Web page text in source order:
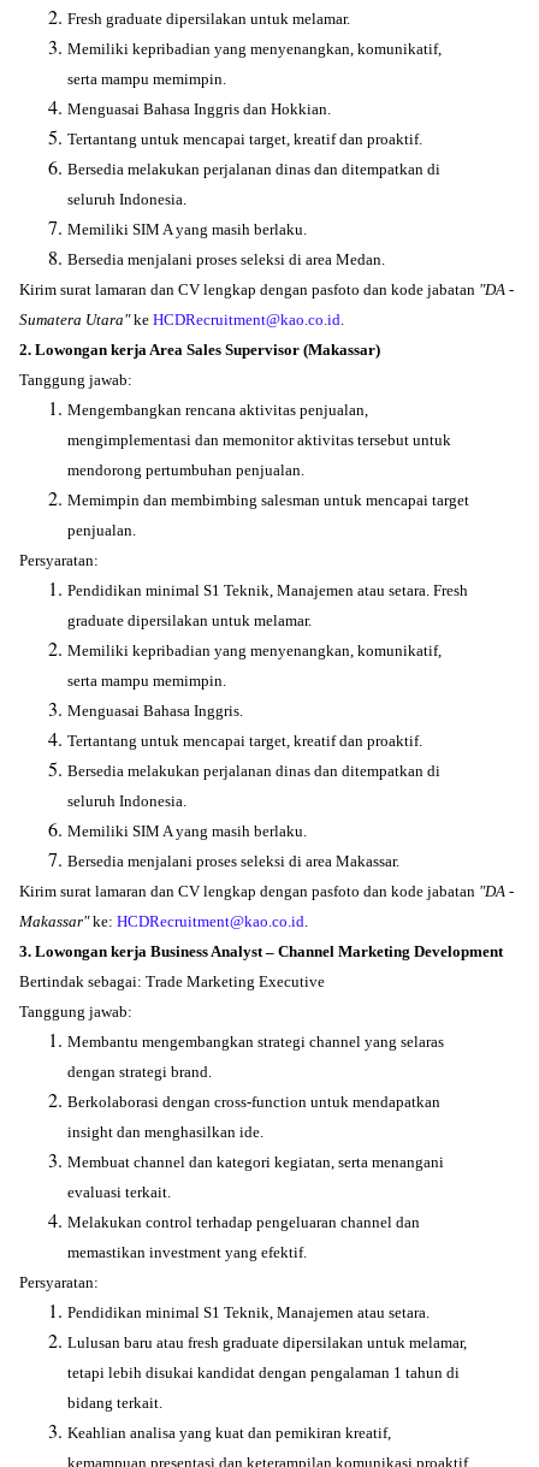
Fresh graduate dipersilakan untuk melamar.
Memiliki kepribadian yang menyenangkan, komunikatif,
serta mampu memimpin.
Menguasai Bahasa Inggris dan Hokkian.
Tertantang untuk mencapai target, kreatif dan proaktif.
Bersedia melakukan perjalanan dinas dan ditempatkan di
seluruh Indonesia.
Memiliki SIM A yang masih berlaku.
Bersedia menjalani proses seleksi di area Medan.
Kirim surat lamaran dan CV lengkap dengan pasfoto dan kode jabatan "DA -
Sumatera Utara"ke HCDRecruitment@kao.co.id.
2. Lowongan kerja Area Sales Supervisor (Makassar)
Tanggung jawab:
Mengembangkan rencana aktivitas penjualan,
mengimplementasi dan memonitor aktivitas tersebut untuk
mendorong pertumbuhan penjualan.
Memimpin dan membimbing salesman untuk mencapai target
penjualan.
Persyaratan:
Pendidikan minimal S1 Teknik, Manajemen atau setara. Fresh
graduate dipersilakan untuk melamar.
Memiliki kepribadian yang menyenangkan, komunikatif,
serta mampu memimpin.
Menguasai Bahasa Inggris.
Tertantang untuk mencapai target, kreatif dan proaktif.
Bersedia melakukan perjalanan dinas dan ditempatkan di
seluruh Indonesia.
Memiliki SIM A yang masih berlaku.
Bersedia menjalani proses seleksi di area Makassar.
Kirim surat lamaran dan CV lengkap dengan pasfoto dan kode jabatan "DA -
Makassar"ke: HCDRecruitment@kao.co.id.
3. Lowongan kerja Business Analyst – Channel Marketing Development
Bertindak sebagai: Trade Marketing Executive
Tanggung jawab:
Membantu mengembangkan strategi channel yang selaras
dengan strategi brand.
Berkolaborasi dengan cross-function untuk mendapatkan
insight dan menghasilkan ide.
Membuat channel dan kategori kegiatan, serta menangani
evaluasi terkait.
Melakukan control terhadap pengeluaran channel dan
memastikan investment yang efektif.
Persyaratan:
Pendidikan minimal S1 Teknik, Manajemen atau setara.
Lulusan baru atau fresh graduate dipersilakan untuk melamar,
tetapi lebih disukai kandidat dengan pengalaman 1 tahun di
bidang terkait.
Keahlian analisa yang kuat dan pemikiran kreatif,
kemampuan presentasi dan keterampilan komunikasi proaktif